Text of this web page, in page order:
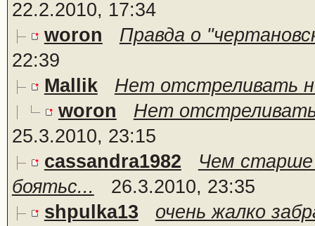
22.2.2010, 17:34
woron
Правда о
22:39
Mallik
Нет отстреливать
woron
Нет
25.3.2010, 23:15
cassandra1982
Чем старше
боятьс...
26.3.2010, 23:35
shpulka13
очень жалко